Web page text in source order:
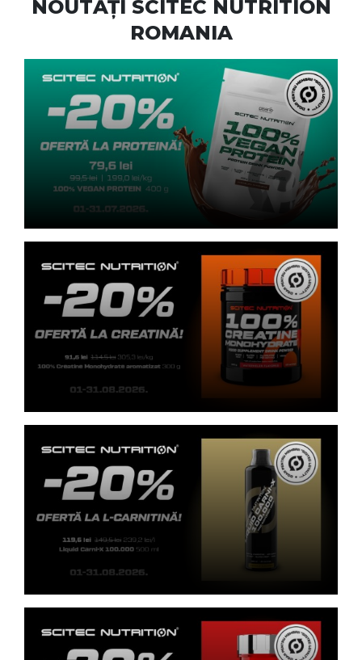
ROMANIA